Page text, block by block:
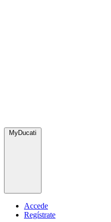
MyDucati
Accede
Regístrate